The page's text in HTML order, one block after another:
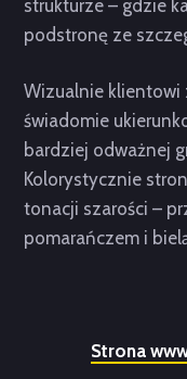
strukturze – gdzie
podstronę ze
Wizualnie klientowi
świadomie
bardziej odważnej
Kolorystycznie
tonacji szarości –
pomarańczem i
Strona